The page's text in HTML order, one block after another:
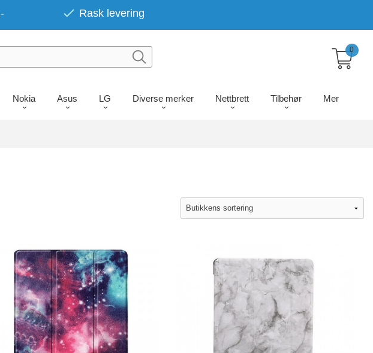
Rask levering
Nokia Asus LG Diverse merker Nettbrett Tilbehør Mer
0